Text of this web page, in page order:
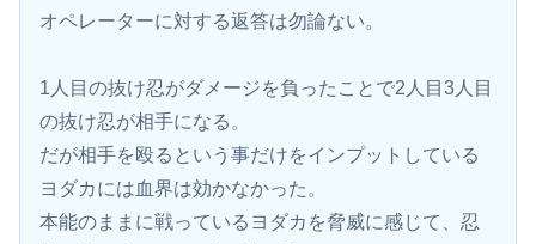
オペレーターに対する返答は勿論ない。
1人目の抜け忍がダメージを負ったことで2人目3人目
の抜け忍が相手になる。
だが相手を殴るという事だけをインプットしている
ヨダカには血界は効かなかった。
本能のままに戦っているヨダカを脅威に感じて、忍